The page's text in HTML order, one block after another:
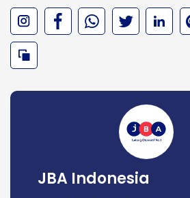
JBA Indonesia